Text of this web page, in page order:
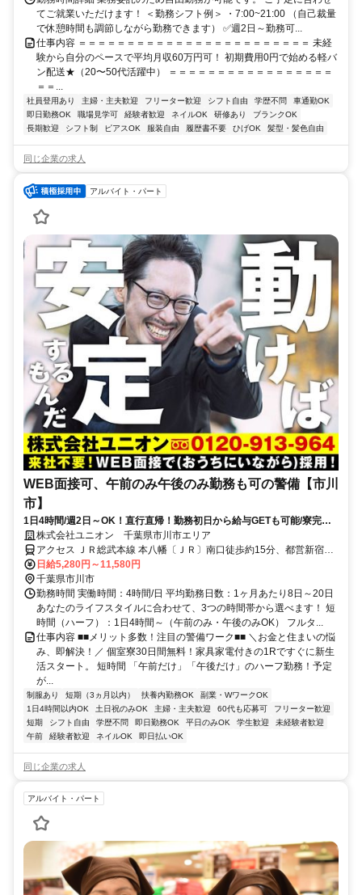
てご就業いただけます！ ＜勤務シフト例＞ ・7:00~21:00 （自己裁量
で休憩時間も調節しながら勤務できます） ✅週2日～勤務可...
仕事内容 ＝＝＝＝＝＝＝＝＝＝＝＝＝＝＝＝＝＝＝＝＝＝＝＝ 未経
験から自分のペースで平均月収60万円可！ 初期費用0円で始める軽バ
ン配送★（20〜50代活躍中） ＝＝＝＝＝＝＝＝＝＝＝＝＝＝＝＝＝
＝＝...
社員登用あり 主婦・主夫歓迎 フリーター歓迎 シフト自由 学歴不問
車通勤OK
即日勤務OK
職場見学可 経験者歓迎 ネイルOK 研修あり
ブランクOK
長期歓迎
シフト制 ピアスOK 服装自由 履歴書不要 ひげOK 髪型・髪色自由
同じ企業の求人
アルバイト・パート
WEB面接可、午前のみ午後のみ勤務も可の警備【市川
市】
1日4時間/週2日～OK！直行直帰！勤務初日から給与GETも可能/寮完備
＆携帯貸与♪
株式会社ユニオン 千葉県市川市エリア
アクセス ＪＲ総武本線 本八幡〔ＪＲ〕南口徒歩約15分、都営新宿線
本八幡〔新宿線〕A2口徒歩約17分、京成本線 鬼越徒歩約17分 千葉県
市川市エリア（市川駅、市川大野駅、市川塩浜駅、市川真間駅、大町
駅、鬼越駅、北国分駅等）
日給5,280円～11,580円
千葉県市川市
勤務時間 実働時間：4時間/日 平均勤務日数：1ヶ月あたり8日～20日
あなたのライフスタイルに合わせて、3つの時間帯から選べます！ 短
時間（ハーフ）：1日4時間～（午前のみ・午後のみOK） フルタ...
仕事内容 ■■メリット多数！注目の警備ワーク■■ ＼お金と住まいの悩
み、即解決！／ 個室寮30日間無料！家具家電付きの1Rですぐに新生
活スタート。 短時間 「午前だけ」「午後だけ」のハーフ勤務！予定
が...
制服あり 短期（3ヵ月以内） 扶養内勤務OK
副業・WワークOK
1日4時間以内OK
土日祝のみOK 主婦・主夫歓迎 60代も応募可
フリーター歓迎
短期
シフト自由 学歴不問 即日勤務OK 平日のみOK 学生歓迎
未経験者歓迎
午前
経験者歓迎 ネイルOK 即日払いOK
同じ企業の求人
アルバイト・パート